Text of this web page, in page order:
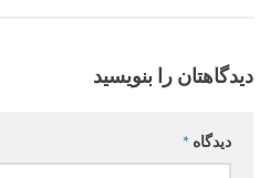
دیدگاهتان را بنویسید
دیدگاه *